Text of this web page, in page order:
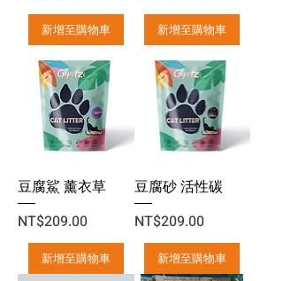
新增至購物車 新增至購物車
豆腐鯊 薰衣草
價格
NT$209.00
新增至購物車
豆腐砂 活性碳
價格
NT$209.00
新增至購物車